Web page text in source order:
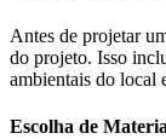
Antes de projetar
do projeto. Isso
ambientais do local
Escolha de